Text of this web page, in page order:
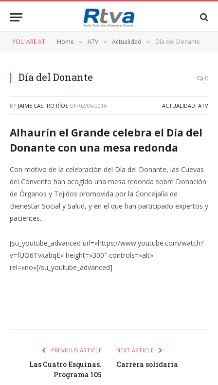
YOU ARE AT: Home » ATV » Actualidad » Día del Donante
Día del Donante 0
BY JAIME CASTRO RÍOS ON 02/06/2016 ACTUALIDAD, ATV
Alhaurín el Grande celebra el Día del
Donante con una mesa redonda
Con motivo de la celebración del Día del Donante, las Cuevas
del Convento han acogido una mesa redonda sobre Donación
de Órganos y Tejidos promovida por la Concejalía de
Bienestar Social y Salud, y en el que han participado expertos y
pacientes.
[su_youtube_advanced url=»https://www.youtube.com/watch?
v=fUO6TvkabqE» height=»300″ controls=»alt»
rel=»no»[/su_youtube_advanced]
PREVIOUS ARTICLE
Las Cuatro Esquinas.
Programa 105
NEXT ARTICLE
Carrera solidaria